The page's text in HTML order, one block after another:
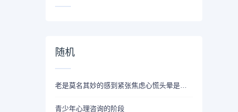
随机
青少年心理咨询的阶段